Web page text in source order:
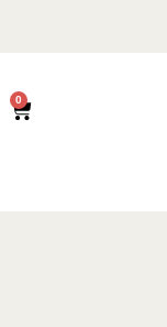
0
Cart